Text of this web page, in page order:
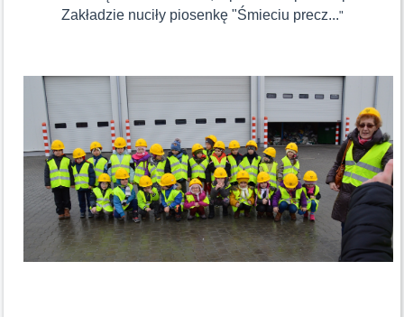
Zakładzie nuciły piosenkę "Śmieciu precz..."